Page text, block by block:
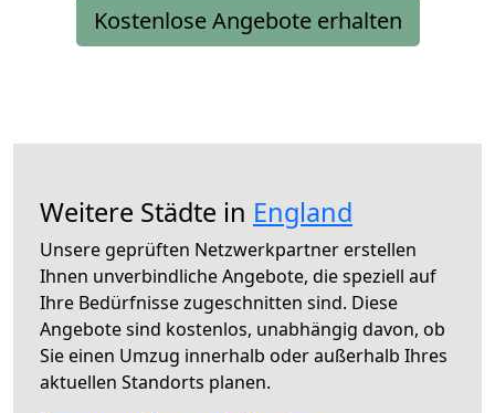
Kostenlose Angebote erhalten
Weitere Städte in England
Unsere geprüften Netzwerkpartner erstellen
Ihnen unverbindliche Angebote, die speziell auf
Ihre Bedürfnisse zugeschnitten sind. Diese
Angebote sind kostenlos, unabhängig davon, ob
Sie einen Umzug innerhalb oder außerhalb Ihres
aktuellen Standorts planen.